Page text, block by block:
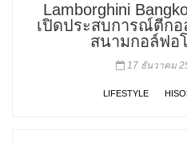
Lamborghini
เปิดประสบการณ์ตีก
สนามกอล์ฟอ
17 ธันวาคม
LIFESTYLE